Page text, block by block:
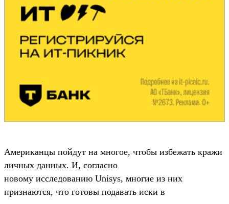
Американцы пойдут на многое, чтобы избежать кражи
личных данных. И, согласно
новому исследованию Unisys, многие из них
признаются, что готовы подавать иски в